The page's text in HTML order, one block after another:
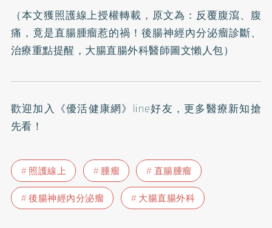
（本文獲照護線上授權轉載，原文為： 反覆腹瀉、腹
痛，竟是直腸腫瘤惹的禍！後腸神經內分泌瘤診斷、
治療重點提醒，大腸直腸外科醫師圖文懶人包）
歡迎加入 《優活健康網》line好友 ，更多醫療新知搶
先看！
照護線上 腫瘤
直腸腫瘤
後腸神經內分泌瘤
大腸直腸外科